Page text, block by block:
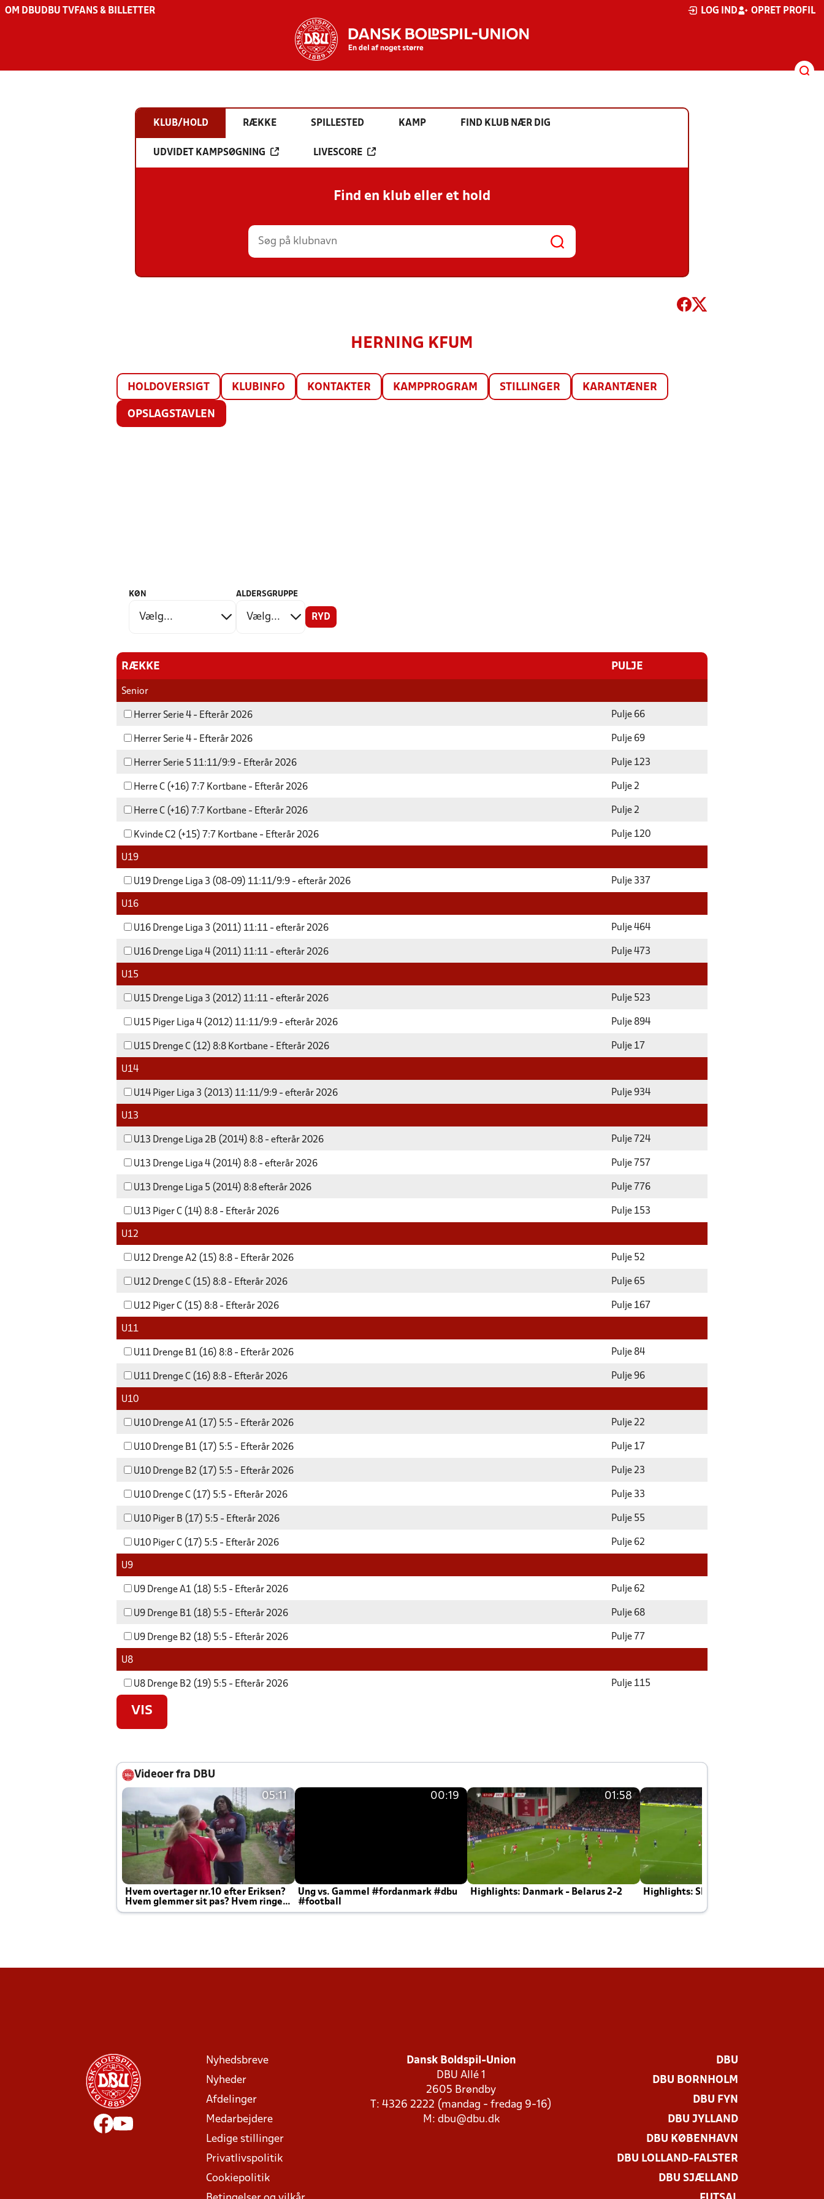
OM DBU DBU TV FANS & BILLETTER LOG IND OPRET PROFIL
KLUB/HOLD RÆKKE SPILLESTED KAMP FIND KLUB NÆR DIG
UDVIDET KAMPSØGNING LIVESCORE
Find en klub eller et hold
HERNING KFUM
HOLDOVERSIGT KLUBINFO KONTAKTER KAMPPROGRAM STILLINGER KARANTÆNER
OPSLAGSTAVLEN
KØN ALDERSGRUPPE
RYD
RÆKKE PULJE
Senior
Herrer Serie 4 - Efterår 2026 Pulje 66
Herrer Serie 4 - Efterår 2026 Pulje 69
Herrer Serie 5 11:11/9:9 - Efterår 2026 Pulje 123
Herre C (+16) 7:7 Kortbane - Efterår 2026 Pulje 2
Herre C (+16) 7:7 Kortbane - Efterår 2026 Pulje 2
Kvinde C2 (+15) 7:7 Kortbane - Efterår 2026 Pulje 120
U19
U19 Drenge Liga 3 (08-09) 11:11/9:9 - efterår 2026 Pulje 337
U16
U16 Drenge Liga 3 (2011) 11:11 - efterår 2026 Pulje 464
U16 Drenge Liga 4 (2011) 11:11 - efterår 2026 Pulje 473
U15
U15 Drenge Liga 3 (2012) 11:11 - efterår 2026 Pulje 523
U15 Piger Liga 4 (2012) 11:11/9:9 - efterår 2026 Pulje 894
U15 Drenge C (12) 8:8 Kortbane - Efterår 2026 Pulje 17
U14
U14 Piger Liga 3 (2013) 11:11/9:9 - efterår 2026 Pulje 934
U13
U13 Drenge Liga 2B (2014) 8:8 - efterår 2026 Pulje 724
U13 Drenge Liga 4 (2014) 8:8 - efterår 2026 Pulje 757
U13 Drenge Liga 5 (2014) 8:8 efterår 2026 Pulje 776
U13 Piger C (14) 8:8 - Efterår 2026 Pulje 153
U12
U12 Drenge A2 (15) 8:8 - Efterår 2026 Pulje 52
U12 Drenge C (15) 8:8 - Efterår 2026 Pulje 65
U12 Piger C (15) 8:8 - Efterår 2026 Pulje 167
U11
U11 Drenge B1 (16) 8:8 - Efterår 2026 Pulje 84
U11 Drenge C (16) 8:8 - Efterår 2026 Pulje 96
U10
U10 Drenge A1 (17) 5:5 - Efterår 2026 Pulje 22
U10 Drenge B1 (17) 5:5 - Efterår 2026 Pulje 17
U10 Drenge B2 (17) 5:5 - Efterår 2026 Pulje 23
U10 Drenge C (17) 5:5 - Efterår 2026 Pulje 33
U10 Piger B (17) 5:5 - Efterår 2026 Pulje 55
U10 Piger C (17) 5:5 - Efterår 2026 Pulje 62
U9
U9 Drenge A1 (18) 5:5 - Efterår 2026 Pulje 62
U9 Drenge B1 (18) 5:5 - Efterår 2026 Pulje 68
U9 Drenge B2 (18) 5:5 - Efterår 2026 Pulje 77
U8
U8 Drenge B2 (19) 5:5 - Efterår 2026 Pulje 115
VIS
Videoer fra DBU
05:11
Hvem overtager nr.10 efter Eriksen?
Hvem glemmer sit pas? Hvem ringer
Joachim altid til efter kampe?
00:19
Ung vs. Gammel #fordanmark #dbu
#football
01:58
Highlights: Danmark - Belarus 2-2 Highlights: Skotland - Danmark 4-2
Nyhedsbreve
Nyheder
Afdelinger
Medarbejdere
Ledige stillinger
Privatlivspolitik
Cookiepolitik
Dansk Boldspil-Union
DBU Allé 1
2605 Brøndby
T: 4326 2222 (mandag - fredag 9-16)
M: dbu@dbu.dk
DBU
DBU BORNHOLM
DBU FYN
DBU JYLLAND
DBU KØBENHAVN
DBU LOLLAND-FALSTER
DBU SJÆLLAND